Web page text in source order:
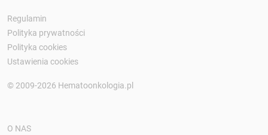
Regulamin
Polityka prywatności
Polityka cookies
Ustawienia cookies
© 2009-2026 Hematoonkologia.pl
O NAS